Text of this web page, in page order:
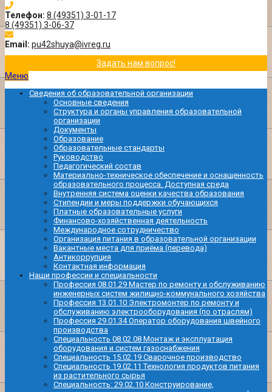
Телефон: 8 (49351) 3-01-17
8 (49351) 3-06-37
Email: pu42shuya@ivreg.ru
Задать нам вопрос!
Меню
Сведения об образовательной организации
Основные сведения
Структура и органы управления образовательной
организации
Документы
Образование
Образовательные стандарты
Руководство
Педагогический состав
Материально-техническое обеспечение и оснащенность
образовательного процесса. Доступная среда
Внутренняя система оценки качества образования
Стипендии и меры поддержки обучающихся
Платные образовательные услуги
Финансово-хозяйственная деятельность
Международное сотрудничество
Организация питания в образовательной организации
Вакантные места для приёма (перевода)
Антикоррупция
Контактная информация
Наши профессии и специальности
Профессия 08.01.29 Мастер по ремонту и обслуживанию
инженерных систем жилищно-коммунального хозяйства
Профессия 13.01.10 Электромонтер по ремонту и
обслуживанию электрооборудования (по отраслям)
Профессия 29.01.34 Оператор оборудования швейного
производства
Специальность 08.02.08 Монтаж и эксплуатация
оборудования и систем газоснабжения
Специальность 15.02.19 Сварочное производство
Специальность 19.02.11 Технология продуктов питания
из растительного сырья
Специальность: 29.02.10 Конструирование,